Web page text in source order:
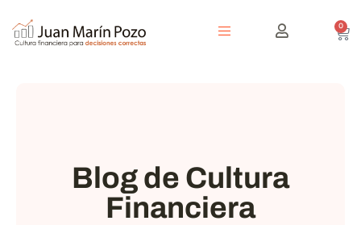
0
Blog de Cultura
Financiera